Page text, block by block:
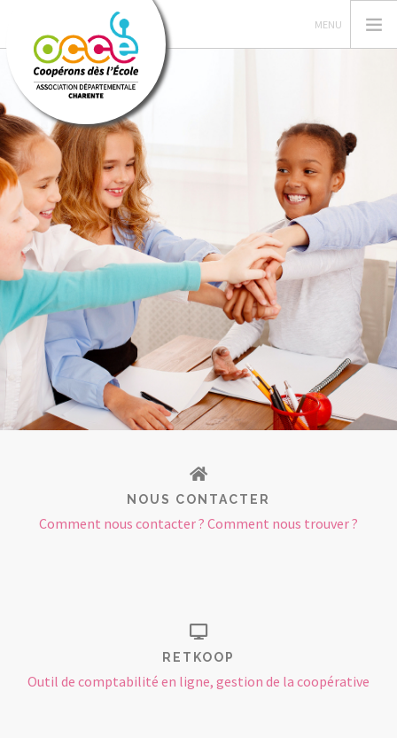
GÉRER SA COOPÉRATIVE
ACTIONS PÉDAGOGIQUES
RESSOURCES PEDAGOGIQUES
VUE DE LA CLASSE
SERVICES
RECHERCHER
CONTACT
NOUS CONTACTER
Comment nous contacter ? Comment nous trouver ?
RETKOOP
Outil de comptabilité en ligne, gestion de la coopérative